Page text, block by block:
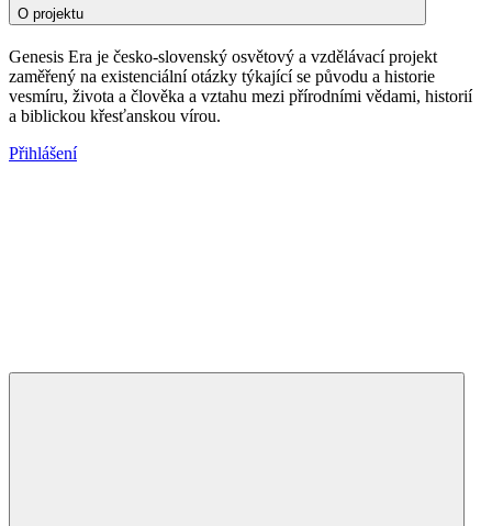
O projektu
Genesis Era je česko-slovenský osvětový a vzdělávací projekt
zaměřený na existenciální otázky týkající se původu a historie
vesmíru, života a člověka a vztahu mezi přírodními vědami, historií
a biblickou křesťanskou vírou.
Přihlášení